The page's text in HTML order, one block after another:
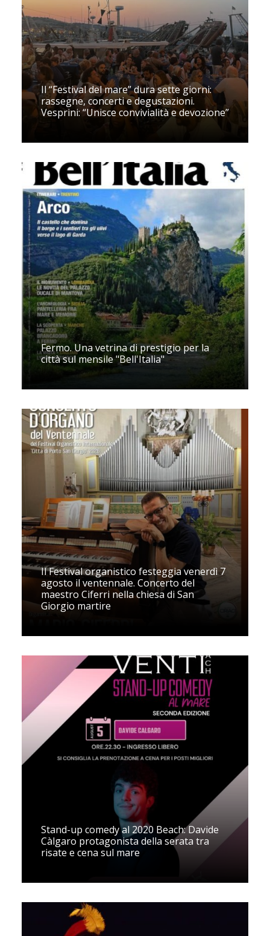
Il “Festival del mare” dura sette giorni:
rassegne, concerti e degustazioni.
Vesprini: “Unisce convivialità e devozione”
Fermo. Una vetrina di prestigio per la
città sul mensile "Bell'Italia"
Il Festival organistico festeggia venerdì 7
agosto il ventennale. Concerto del
maestro Ciferri nella chiesa di San
Giorgio martire
Stand-up comedy al 2020 Beach: Davide
Càlgaro protagonista della serata tra
risate e cena sul mare